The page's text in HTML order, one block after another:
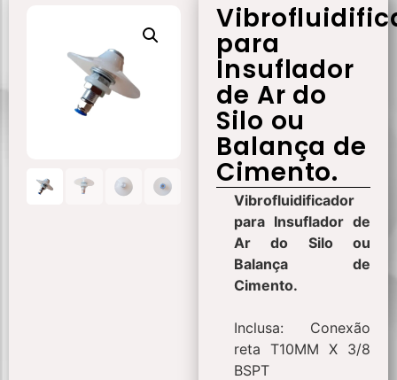
para
Insuflador
de Ar do
Silo ou
Balança de
Cimento.
Vibrofluidificador
para Insuflador de
Ar do Silo ou
Balança de
Cimento.
Inclusa: Conexão
reta T10MM X 3/8
BSPT